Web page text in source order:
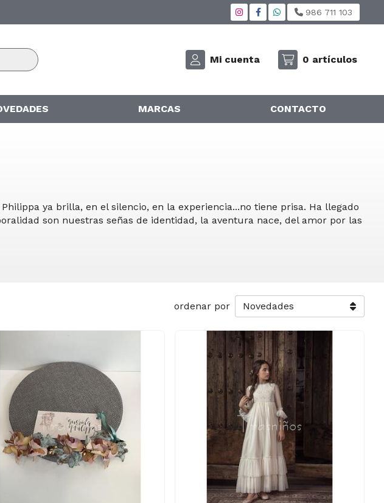
986 711 103
Mi cuenta 0 artículos
MARCAS CONTACTO
ya brilla, en el silencio, en la experiencia...no tiene prisa. Ha llegado
son nuestras señas de identidad, la aventura nace, del amor por las
ordenar por